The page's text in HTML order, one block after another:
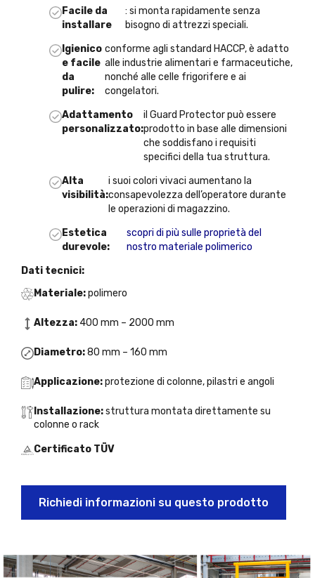
Facile da
installare
: si monta rapidamente senza
bisogno di attrezzi speciali.
Igienico
e facile
da
pulire:
conforme agli standard HACCP, è adatto
alle industrie alimentari e farmaceutiche,
nonché alle celle frigorifere e ai
congelatori.
Adattamento
personalizzato:
il Guard Protector può essere
prodotto in base alle dimensioni
che soddisfano i requisiti
specifici della tua struttura.
Alta
visibilità:
i suoi colori vivaci aumentano la
consapevolezza dell’operatore durante
le operazioni di magazzino.
Estetica
durevole:
scopri di più sulle proprietà del
nostro materiale polimerico
Dati tecnici:
Materiale:polimero
Altezza: 400 mm – 2000 mm
Diametro:80 mm – 160 mm
Applicazione:protezione di colonne, pilastri e angoli
Installazione:struttura montata direttamente su
colonne o rack
Certificato TÜV
Richiedi informazioni su questo prodotto